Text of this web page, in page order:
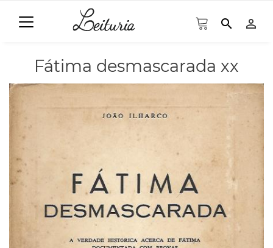
search person_outline
Fátima desmascarada xx